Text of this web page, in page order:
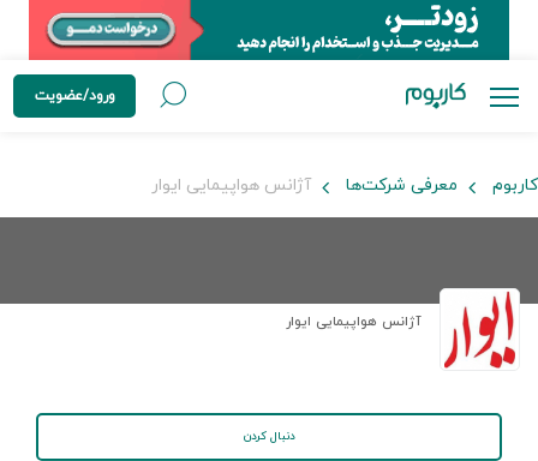
ورود/عضویت
کاربوم معرفی شرکت‌ها آژانس هواپیمایی ایوار
آژانس هواپیمایی ایوار
دنبال کردن